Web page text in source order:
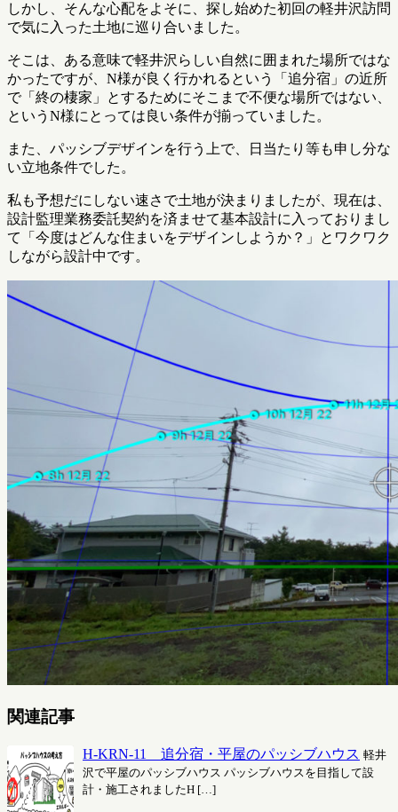
しかし、そんな心配をよそに、探し始めた初回の軽井沢訪問
で気に入った土地に巡り合いました。
そこは、ある意味で軽井沢らしい自然に囲まれた場所ではな
かったですが、N様が良く行かれるという「追分宿」の近所
で「終の棲家」とするためにそこまで不便な場所ではない、
というN様にとっては良い条件が揃っていました。
また、パッシブデザインを行う上で、日当たり等も申し分な
い立地条件でした。
私も予想だにしない速さで土地が決まりましたが、現在は、
設計監理業務委託契約を済ませて基本設計に入っておりまし
て「今度はどんな住まいをデザインしようか？」とワクワク
しながら設計中です。
関連記事
H-KRN-11 追分宿・平屋のパッシブハウス 軽井
沢で平屋のパッシブハウス パッシブハウスを目指して設
計・施工されましたH […]